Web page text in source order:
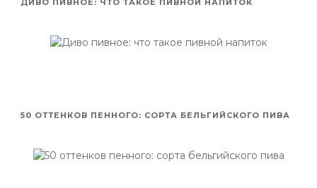
ДИВО ПИВНОЕ: ЧТО ТАКОЕ ПИВНОЙ НАПИТОК
50 ОТТЕНКОВ ПЕННОГО: СОРТА БЕЛЬГИЙСКОГО ПИВА